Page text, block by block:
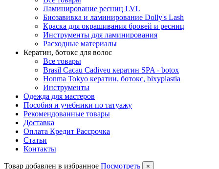
Ламинирование ресниц LVL
Биозавивка и ламинирование Dolly's Lash
Краска для окрашивания бровей и ресниц
Инструменты для ламинирования
Расходные материалы
Кератин, ботокс для волос
Все товары
Brasil Cacau Cadiveu кератин SPA - botox
Honma Tokyo кератин, ботокс, bixyplastia
Инструменты
Одежда для мастеров
Пособия и учебники по татуажу
Рекомендованные товары
Доставка
Оплата Кредит Рассрочка
Статьи
Контакты
Товар добавлен в избранное Посмотреть ×